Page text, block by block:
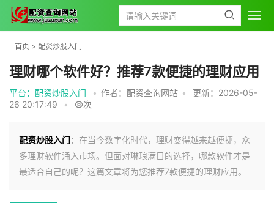
首页 > 配资炒股入门
理财哪个软件好？推荐7款便捷的理财应用
平台：配资炒股入门 • 作者：配资查询网站 •
更新：2026-05-
26 20:17:49
• 次
配资炒股入门：在当今数字化时代，理财变得越来越便捷，众
多理财软件涌入市场。但面对琳琅满目的选择，哪款软件才是
最适合自己的呢？这篇文章将为您推荐7款便捷的理财应用。